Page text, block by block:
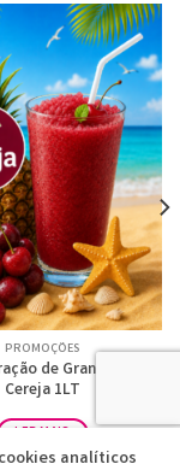
PROMOÇÕES
de Granizado –
Cereja 1LT
LER MAIS